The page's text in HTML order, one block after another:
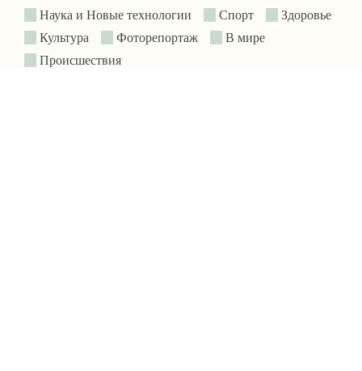
Наука и Новые технологии
Спорт
Здоровье
Культура
Фоторепортаж
В мире
Происшествия